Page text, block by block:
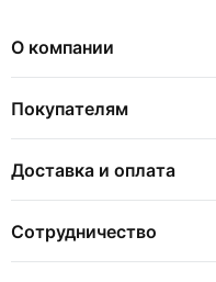
О компании
Покупателям
Доставка и оплата
Сотрудничество